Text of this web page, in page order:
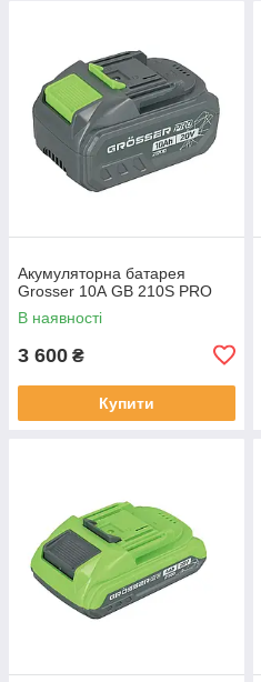
Акумуляторна батарея
Grosser 10А GB 210S PRO
В наявності
3 600 ₴
Купити